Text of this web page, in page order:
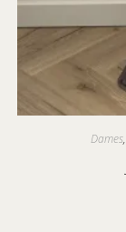
Dames,